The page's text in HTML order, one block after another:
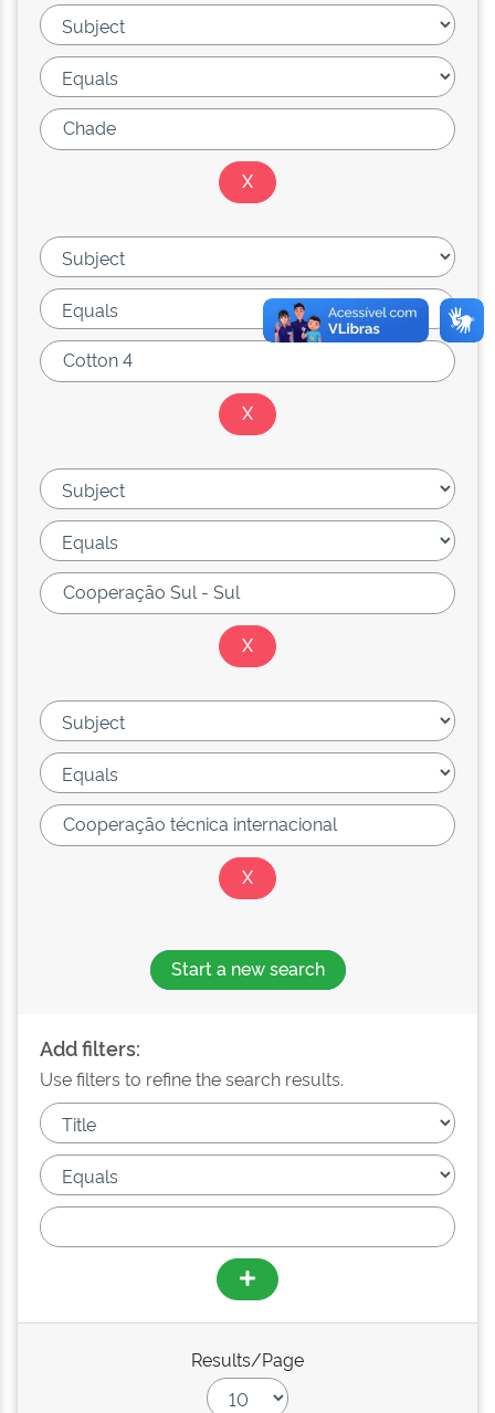
Start a new search
Add filters:
Use filters to refine the search results.
Results/Page